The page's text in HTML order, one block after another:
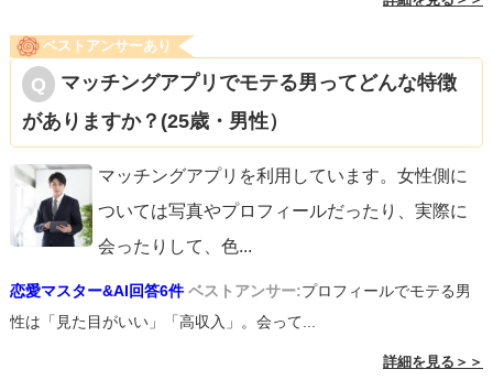
ベストアンサーあり
マッチングアプリでモテる男ってどんな特徴
がありますか？(25歳・男性）
マッチングアプリを利用しています。女性側に
ついては写真やプロフィールだったり、実際に
会ったりして、色...
恋愛マスター&AI回答6件 ベストアンサー:プロフィールでモテる男
性は「見た目がいい」「高収入」。会って...
詳細を見る＞＞